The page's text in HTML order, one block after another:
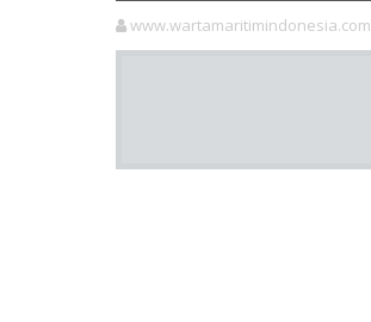
www.wartamaritimindonesia.com